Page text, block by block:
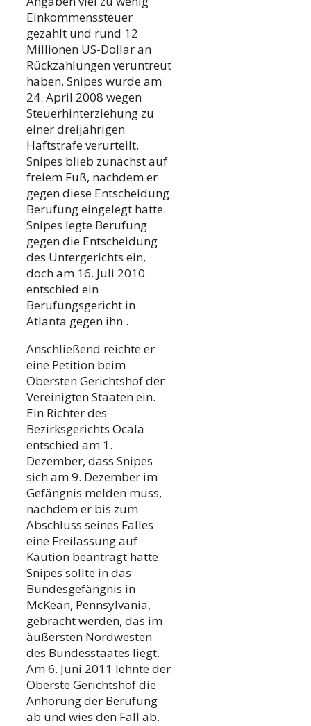
Einkommenssteuer
gezahlt und rund 12
Millionen US-Dollar an
Rückzahlungen veruntreut
haben. Snipes wurde am
24. April 2008 wegen
Steuerhinterziehung zu
einer dreijährigen
Haftstrafe verurteilt.
Snipes blieb zunächst auf
freiem Fuß, nachdem er
gegen diese Entscheidung
Berufung eingelegt hatte.
Snipes legte Berufung
gegen die Entscheidung
des Untergerichts ein,
doch am 16. Juli 2010
entschied ein
Berufungsgericht in
Atlanta gegen ihn .
Anschließend reichte er
eine Petition beim
Obersten Gerichtshof der
Vereinigten Staaten ein.
Ein Richter des
Bezirksgerichts Ocala
entschied am 1.
Dezember, dass Snipes
sich am 9. Dezember im
Gefängnis melden muss,
nachdem er bis zum
Abschluss seines Falles
eine Freilassung auf
Kaution beantragt hatte.
Snipes sollte in das
Bundesgefängnis in
McKean, Pennsylvania,
gebracht werden, das im
äußersten Nordwesten
des Bundesstaates liegt.
Am 6. Juni 2011 lehnte der
Oberste Gerichtshof die
Anhörung der Berufung
ab und wies den Fall ab.